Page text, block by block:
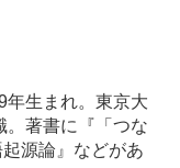
年生まれ。東京大
。著書に『「つな
源論』などがあ